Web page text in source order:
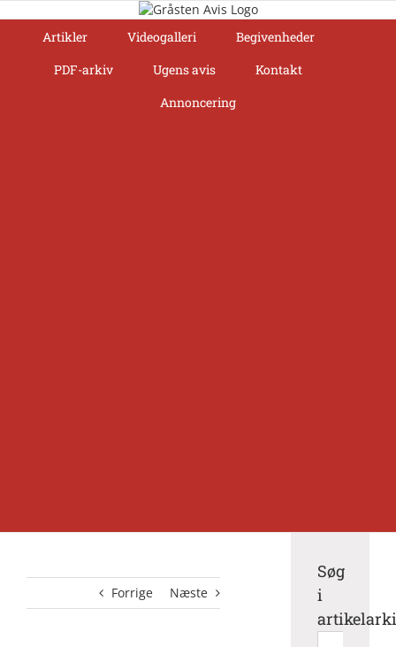
to
contentArtikler Videogalleri
Begivenheder
PDF-arkiv
Ugens avis
Kontakt
Annoncering
Forrige Næste
Søg
i